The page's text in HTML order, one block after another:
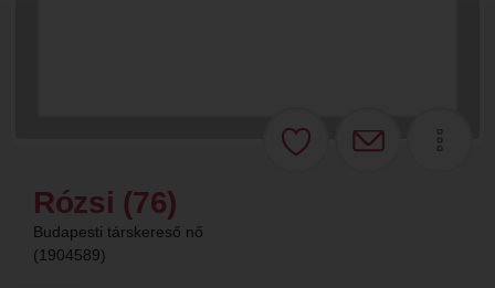
Rózsi (76)
Budapesti társkereső nő
(1904589)